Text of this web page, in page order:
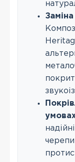
Заміна